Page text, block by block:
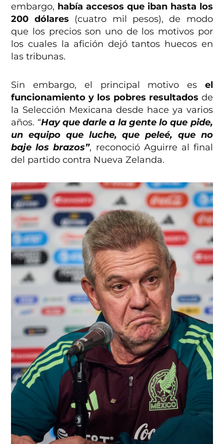
embargo, había accesos que iban hasta los
200 dólares (cuatro mil pesos), de modo
que los precios son uno de los motivos por
los cuales la afición dejó tantos huecos en
las tribunas.
Sin embargo, el principal motivo es el
funcionamiento y los pobres resultados de
la Selección Mexicana desde hace ya varios
años. “Hay que darle a la gente lo que pide,
un equipo que luche, que peleé, que no
baje los brazos”, reconoció Aguirre al final
del partido contra Nueva Zelanda.